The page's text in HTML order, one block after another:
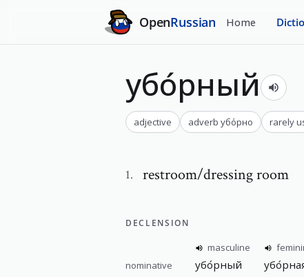
OpenRussian Home
убо́рный
adjective adverb убо́рно rarely
1. restroom/dressing room
DECLENSION
masculine
nominative
убо́рный